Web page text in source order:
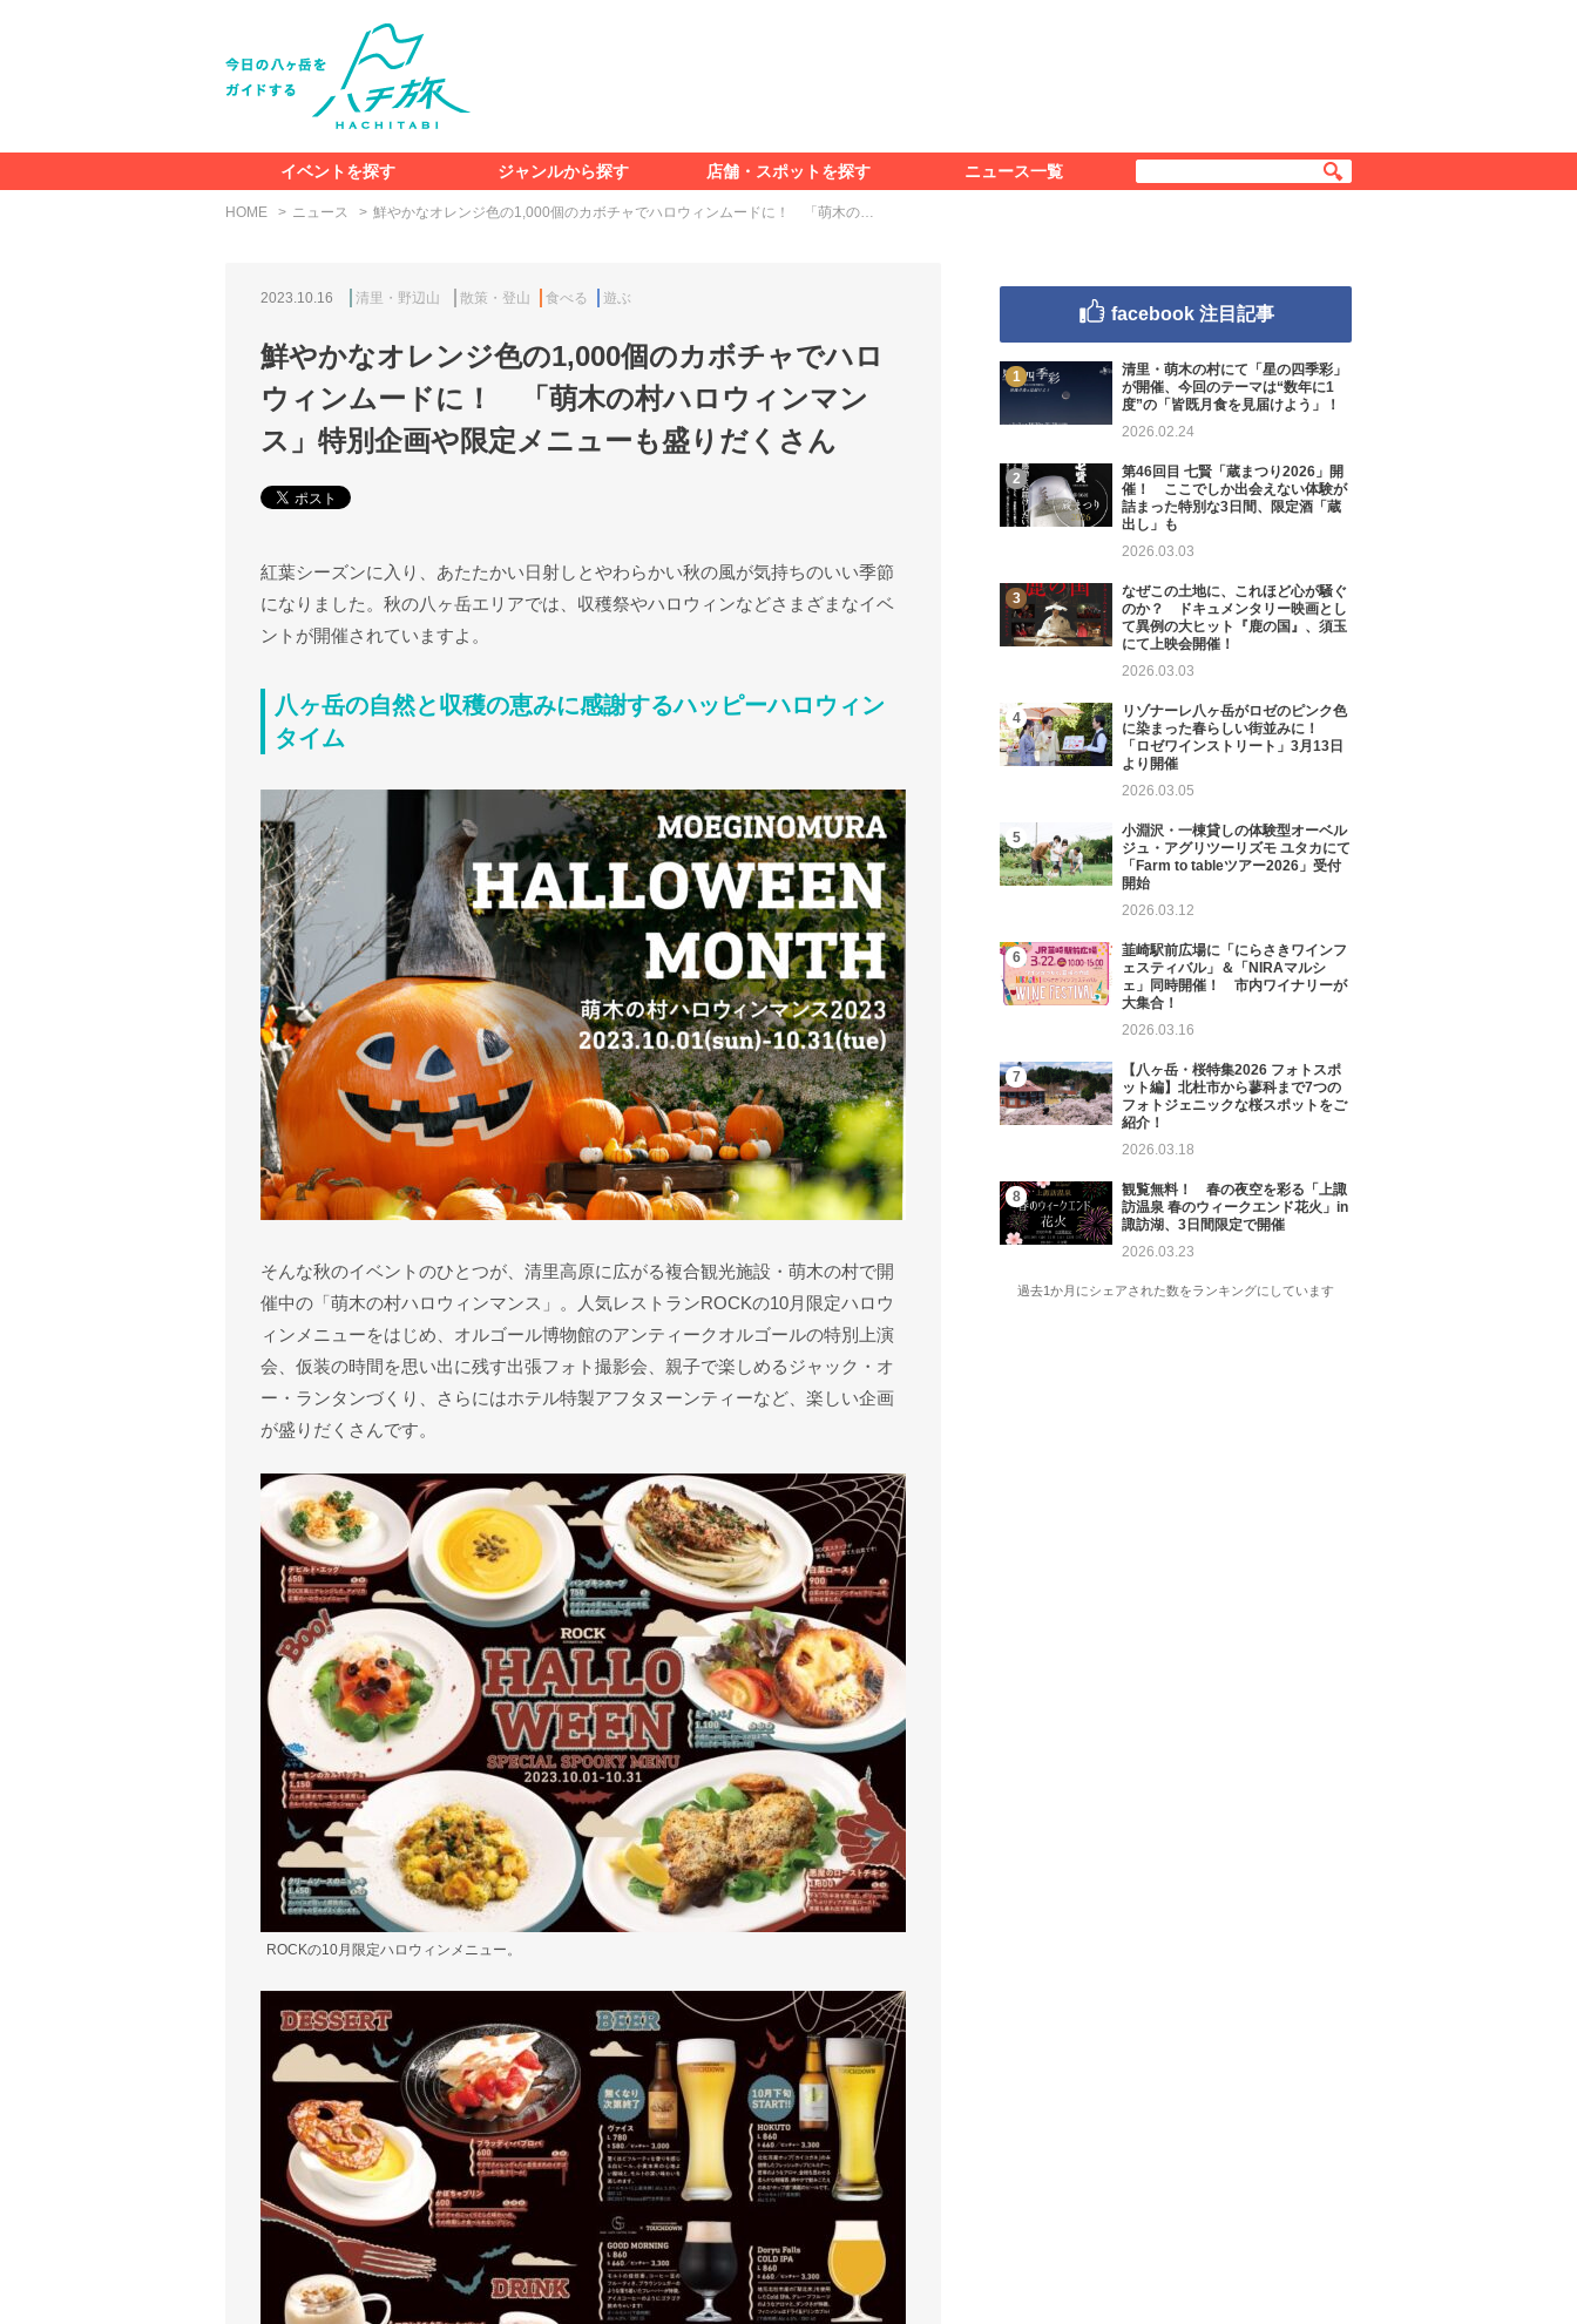
イベントを探す
ジャンルから探す
食べる
見る
知る
遊ぶ
特集＆レポート
店舗・スポットを探す ニュース一覧
HOME ニュース 鮮やかなオレンジ色の1,000個のカボチャでハロウィンムードに！ 「萌木の…
2023.10.16 清里・野辺山 散策・登山 食べる 遊ぶ
鮮やかなオレンジ色の1,000個のカボチャでハロ
ウィンムードに！ 「萌木の村ハロウィンマン
ス」特別企画や限定メニューも盛りだくさん
紅葉シーズンに入り、あたたかい日射しとやわらかい秋の風が気持ちのいい季節
になりました。秋の八ヶ岳エリアでは、収穫祭やハロウィンなどさまざまなイベ
ントが開催されていますよ。
八ヶ岳の自然と収穫の恵みに感謝するハッピーハロウィン
タイム
そんな秋のイベントのひとつが、清里高原に広がる複合観光施設・萌木の村で開
催中の「萌木の村ハロウィンマンス」。人気レストランROCKの10月限定ハロウ
ィンメニューをはじめ、オルゴール博物館のアンティークオルゴールの特別上演
会、仮装の時間を思い出に残す出張フォト撮影会、親子で楽しめるジャック・オ
ー・ランタンづくり、さらにはホテル特製アフタヌーンティーなど、楽しい企画
が盛りだくさんです。
ROCKの10月限定ハロウィンメニュー。
facebook 注目記事
清里・萌木の村にて「星の四季彩」
が開催、今回のテーマは“数年に1
度”の「皆既月食を見届けよう」！
2026.02.24
第46回目 七賢「蔵まつり2026」開
催！ ここでしか出会えない体験が
詰まった特別な3日間、限定酒「蔵
出し」も
2026.03.03
なぜこの土地に、これほど心が騒ぐ
のか？ ドキュメンタリー映画とし
て異例の大ヒット『鹿の国』、須玉
にて上映会開催！
2026.03.03
リゾナーレ八ヶ岳がロゼのピンク色
に染まった春らしい街並みに！
「ロゼワインストリート」3月13日
より開催
2026.03.05
小淵沢・一棟貸しの体験型オーベル
ジュ・アグリツーリズモ ユタカにて
「Farm to tableツアー2026」受付
開始
2026.03.12
韮崎駅前広場に「にらさきワインフ
ェスティバル」＆「NIRAマルシ
ェ」同時開催！ 市内ワイナリーが
大集合！
2026.03.16
【八ヶ岳・桜特集2026 フォトスポ
ット編】北杜市から蓼科まで7つの
フォトジェニックな桜スポットをご
紹介！
2026.03.18
観覧無料！ 春の夜空を彩る「上諏
訪温泉 春のウィークエンド花火」in
諏訪湖、3日間限定で開催
2026.03.23
過去1か月にシェアされた数をランキングにしています